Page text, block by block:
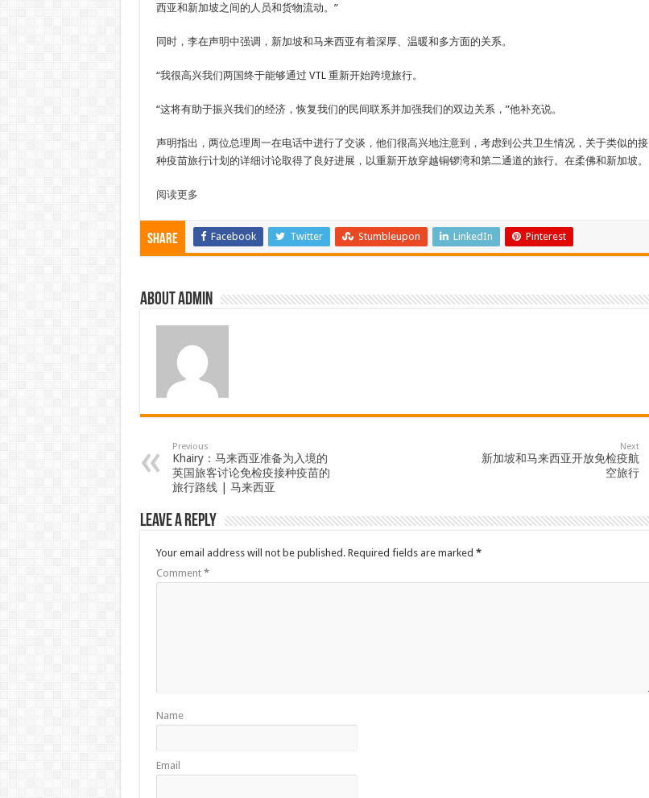
西亚和新加坡之间的人员和货物流动。”
同时，李在声明中强调，新加坡和马来西亚有着深厚、温暖和多方面的关系。
“我很高兴我们两国终于能够通过 VTL 重新开始跨境旅行。
“这将有助于振兴我们的经济，恢复我们的民间联系并加强我们的双边关系，”他补充说。
声明指出，两位总理周一在电话中进行了交谈，他们很高兴地注意到，考虑到公共卫生情况，关于类似的接
种疫苗旅行计划的详细讨论取得了良好进展，以重新开放穿越铜锣湾和第二通道的旅行。在柔佛和新加坡。
阅读更多
Share Facebook Twitter Stumbleupon LinkedIn Pinterest
About admin
Previous
Khairy：马来西亚准备为入境的
英国旅客讨论免检疫接种疫苗的
旅行路线 | 马来西亚
Next
新加坡和马来西亚开放免检疫航
空旅行
Leave a Reply
Your email address will not be published. Required fields are marked *
Comment *
Name
Email